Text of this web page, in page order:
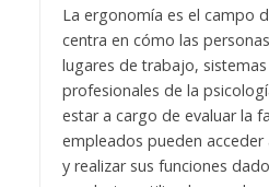
La ergonomía es el campo
centra en cómo las
lugares de trabajo,
profesionales de la
estar a cargo de evaluar la
empleados pueden
y realizar sus funciones